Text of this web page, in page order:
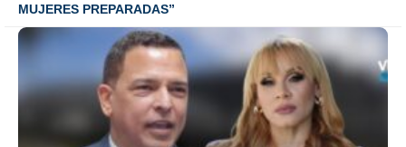
MUJERES PREPARADAS”